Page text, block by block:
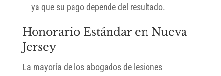
ya que su pago depende del resultado.
Honorario Estándar en Nueva
Jersey
La mayoría de los abogados de lesiones